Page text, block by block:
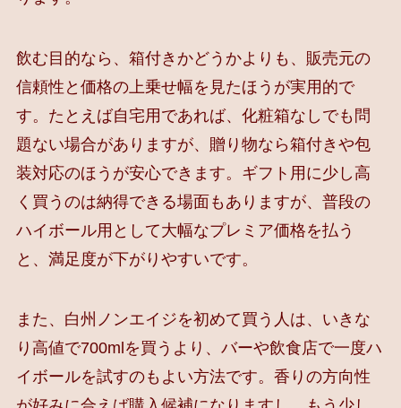
飲む目的なら、箱付きかどうかよりも、販売元の
信頼性と価格の上乗せ幅を見たほうが実用的で
す。たとえば自宅用であれば、化粧箱なしでも問
題ない場合がありますが、贈り物なら箱付きや包
装対応のほうが安心できます。ギフト用に少し高
く買うのは納得できる場面もありますが、普段の
ハイボール用として大幅なプレミア価格を払う
と、満足度が下がりやすいです。
また、白州ノンエイジを初めて買う人は、いきな
り高値で700mlを買うより、バーや飲食店で一度ハ
イボールを試すのもよい方法です。香りの方向性